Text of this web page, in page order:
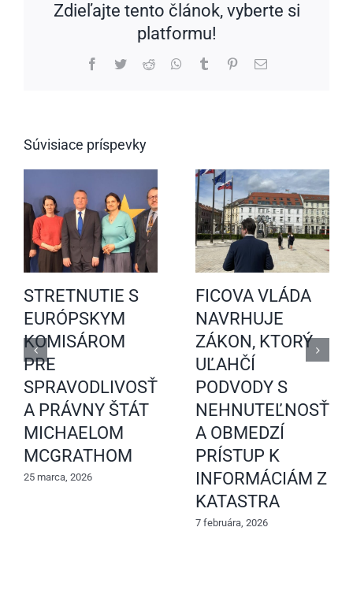
Zdieľajte tento článok, vyberte si
platformu!
Facebook
TwitterReddit WhatsApp
Tumblr PinterestEmail
Súvisiace príspevky
STRETNUTIE S
EURÓPSKYM
KOMISÁROM
PRE
SPRAVODLIVOSŤ
A PRÁVNY ŠTÁT
MICHAELOM
MCGRATHOM
25 marca, 2026
FICOVA VLÁDA
NAVRHUJE
ZÁKON, KTORÝ
UĽAHČÍ
PODVODY S
A OBMEDZÍ
PRÍSTUP K
INFORMÁCIÁM Z
KATASTRA
7 februára, 2026